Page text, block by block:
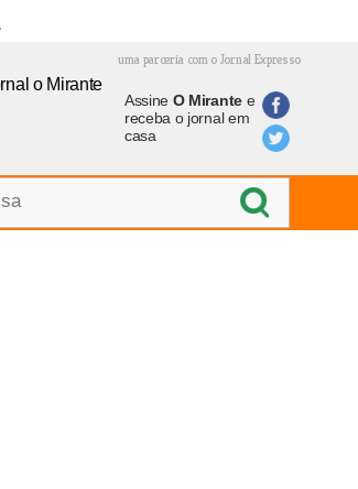
uma parceria com o Jornal Expresso
Assine O Mirantee
receba o jornal em
casa